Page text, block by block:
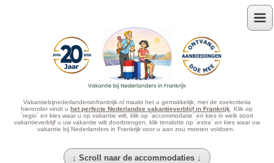
Menu
Vakantiebijnederlandersinfrankrijk.nl maakt het u gemakkelijk: met de zoekcriteria
hieronder vindt uhet perfecte Nederlandse vakantieverblijf in Frankrijk
. Klik op
´regio´ en kies waar u op vakantie wilt, klik op ´accommodatie´ en kies in welk soort
vakantieverblijf u uw vakantie wilt doorbrengen, klik tenslotte op ´extra´ en kies waar uw
vakantie bij Nederlanders in Frankrijk voor u aan zou moeten voldoen.
↓ Scroll naar de accommodaties ↓